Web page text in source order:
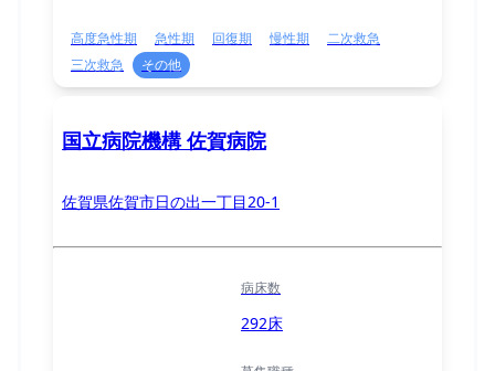
高度急性期 急性期 回復期 慢性期
二次救急
三次救急
その他
国立病院機構 佐賀病院
佐賀県佐賀市日の出一丁目20-1
病床数
292床